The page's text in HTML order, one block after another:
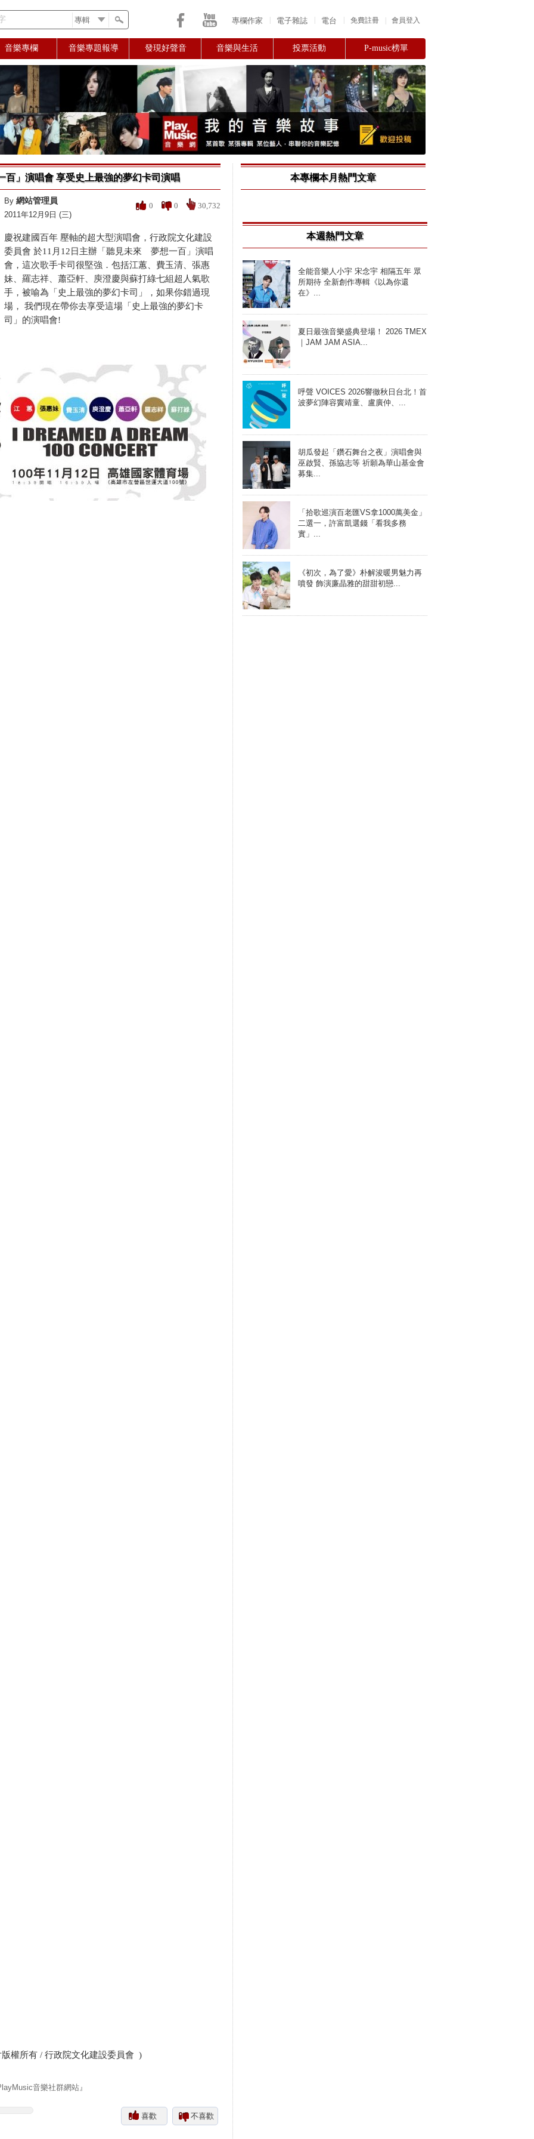
會員登入
免費註冊
專欄作家 電子雜誌 電台
音樂專欄 音樂專題報導 發現好聲音 音樂與生活 投票活動 P-music榜單
百」演唱會 享受史上最強的夢幻卡司演唱
0 0 30,732
By 網站管理員
2011年12月9日 (三)
慶祝建國百年 壓軸的超大型演唱會，行政院文化建設
委員會 於11月12日 主辦「聽見未來 夢想一百」演唱
會，這次歌手卡司很堅強．包括江蕙、費玉清、張惠
妹、羅志祥、蕭亞軒、庾澄慶與蘇打綠七組超人氣歌
手，被喻為「史上最強的夢幻卡司」，如果你錯過現
場， 我們現在帶你去享受這場「史上最強的夢幻卡
司」的演唱會!
權所有 / 行政院文化建設委員會 )
音樂社群網站』
喜歡 不喜歡
本專欄本月熱門文章
本週熱門文章
全能音樂人小宇 宋念宇 相隔五年 眾
所期待 全新創作專輯《以為你還
在》...
夏日最強音樂盛典登場！ 2026 TMEX
｜JAM JAM ASIA...
呼聲 VOICES 2026響徹秋日台北！首
波夢幻陣容竇靖童、盧廣仲、...
胡瓜發起「鑽石舞台之夜」演唱會與
巫啟賢、孫協志等 祈願為華山基金會
募集...
「拾歌巡演百老匯VS拿1000萬美金」
二選一，許富凱選錢「看我多務
實」...
《初次，為了愛》朴解浚暖男魅力再
噴發 飾演廉晶雅的甜甜初戀...